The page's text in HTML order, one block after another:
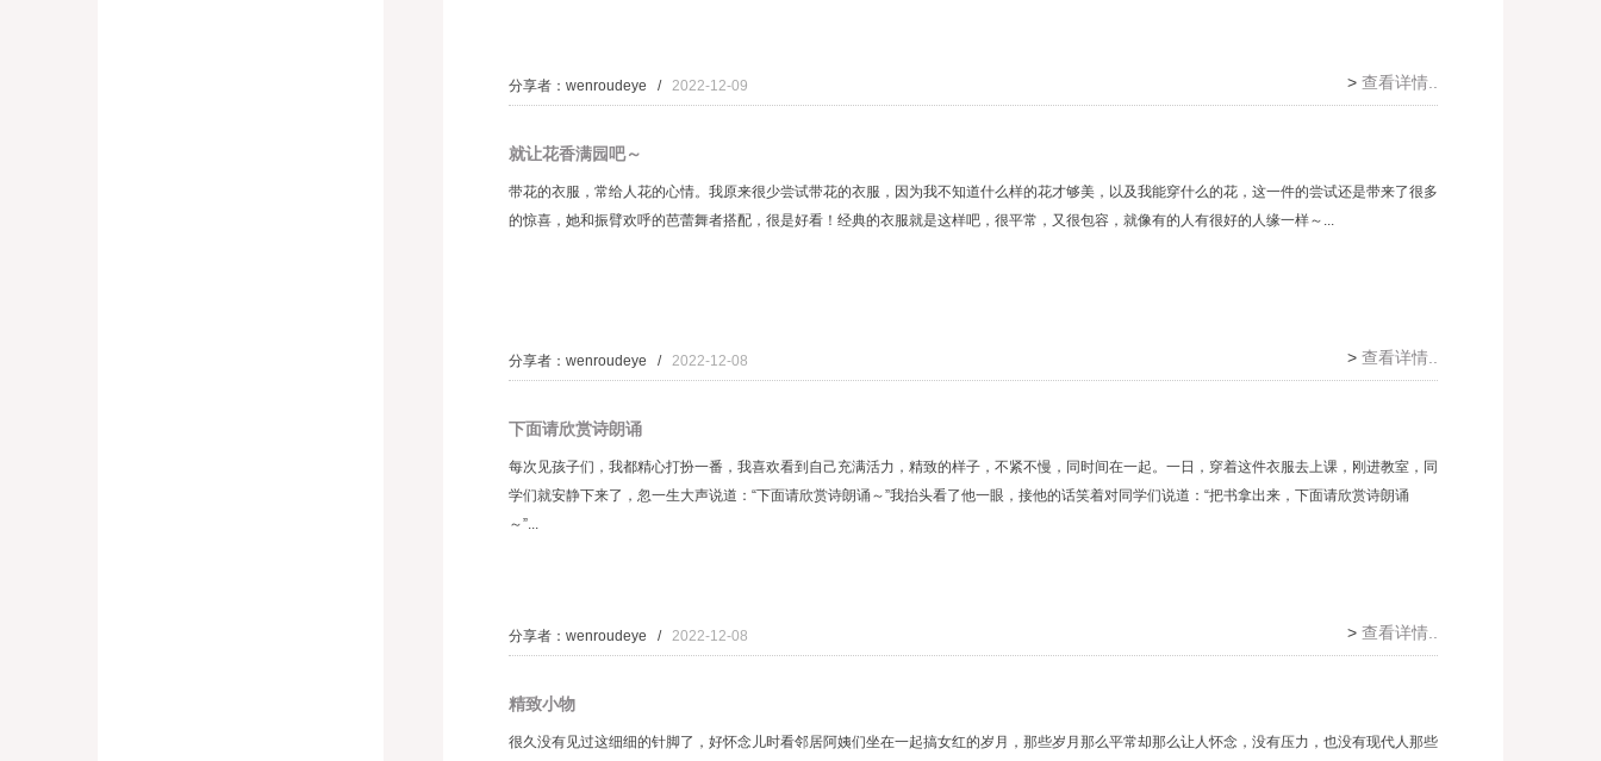
分享者：wenroudeye / 2022-12-09 > 查看详情..
就让花香满园吧～
带花的衣服，常给人花的心情。我原来很少尝试带花的衣服，因为我不知道什么样的花才够美，以及我能穿什么的花，这一件的尝试还是带来了很多
的惊喜，她和振臂欢呼的芭蕾舞者搭配，很是好看！经典的衣服就是这样吧，很平常，又很包容，就像有的人有很好的人缘一样～...
分享者：wenroudeye / 2022-12-08 > 查看详情..
下面请欣赏诗朗诵
每次见孩子们，我都精心打扮一番，我喜欢看到自己充满活力，精致的样子，不紧不慢，同时间在一起。一日，穿着这件衣服去上课，刚进教室，同
学们就安静下来了，忽一生大声说道：“下面请欣赏诗朗诵～”我抬头看了他一眼，接他的话笑着对同学们说道：“把书拿出来，下面请欣赏诗朗诵
～”...
分享者：wenroudeye / 2022-12-08 > 查看详情..
精致小物
很久没有见过这细细的针脚了，好怀念儿时看邻居阿姨们坐在一起搞女红的岁月，那些岁月那么平常却那么让人怀念，没有压力，也没有现代人那些